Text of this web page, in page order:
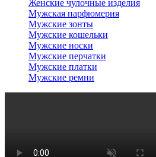
Женские чулочные изделия
Мужская парфюмерия
Мужские зонты
Мужские кошельки
Мужские носки
Мужские перчатки
Мужские платки
Мужские ремни